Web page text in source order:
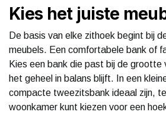
Kies het juiste
De basis van elke zithoek begint bij
meubels. Een comfortabele bank of
Kies een bank die past bij de grootte
het geheel in balans blijft. In een
compacte tweezitsbank ideaal zijn,
woonkamer kunt kiezen voor een